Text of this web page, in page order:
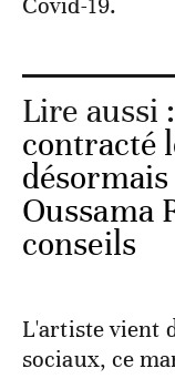
Lire aussi
contracté
Oussama
conseils
L'artiste vient
sociaux, ce